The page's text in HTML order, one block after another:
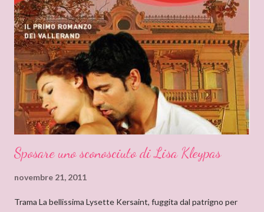
zia mi soffermavo davanti ad una libreria che lei teneva nel
soggiorno e lì leggevo i titoli dei libri esposti cercando
l’ispirazione. Fu così che un giorno sfiorai con le dita la costina di
un Delly. Lo presi in prestito e iniziò così la mia conoscenza. Non
so quanto ci misi a leggerlo e non so neanche se il primo mi
piacque. So però che quando leggo il nome Delly, qua...
Sposare uno sconosciuto di Lisa Kleypas
novembre 21, 2011
Trama La bellissima Lysette Kersaint, fuggita dal patrigno per